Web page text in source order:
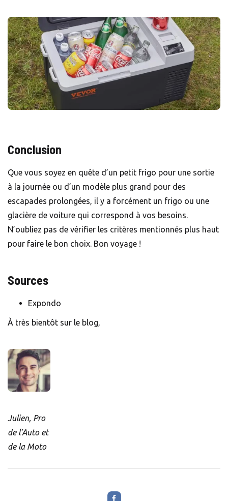
Conclusion
Que vous soyez en quête d’un petit frigo pour une sortie
à la journée ou d’un modèle plus grand pour des
escapades prolongées, il y a forcément un frigo ou une
glacière de voiture qui correspond à vos besoins.
N’oubliez pas de vérifier les critères mentionnés plus haut
pour faire le bon choix. Bon voyage !
Sources
Expondo
À très bientôt sur le blog,
Julien, Pro
de l’Auto et
de la Moto